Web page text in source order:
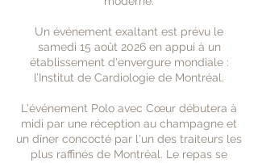
Un événement exaltant est prévu le
samedi 15 août 2026 en appui à un
établissement d'envergure mondiale :
l’Institut de Cardiologie de Montréal.
L'événement Polo avec Cœur débutera à
midi par une réception au champagne et
un dîner concocté par l'un des traiteurs les
plus raffinés de Montréal. Le repas se